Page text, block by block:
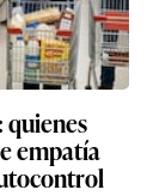
quienes
empatía